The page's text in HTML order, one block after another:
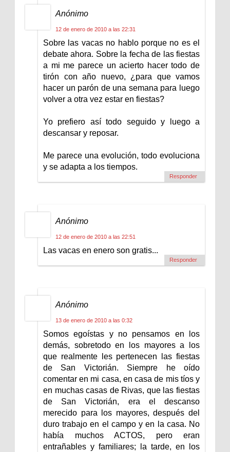
Anónimo
12 de enero de 2010 a las 22:31
Sobre las vacas no hablo porque no es el
debate ahora. Sobre la fecha de las fiestas
a mi me parece un acierto hacer todo de
tirón con año nuevo, ¿para que vamos
hacer un parón de una semana para luego
volver a otra vez estar en fiestas?
Yo prefiero así todo seguido y luego a
descansar y reposar.
Me parece una evolución, todo evoluciona
y se adapta a los tiempos.
Responder
Anónimo
12 de enero de 2010 a las 22:51
Las vacas en enero son gratis...
Responder
Anónimo
13 de enero de 2010 a las 0:32
Somos egoístas y no pensamos en los
demás, sobretodo en los mayores a los
que realmente les pertenecen las fiestas
de San Victorián. Siempre he oído
comentar en mi casa, en casa de mis tíos y
en muchas casas de Rivas, que las fiestas
de San Victorián, era el descanso
merecido para los mayores, después del
duro trabajo en el campo y en la casa. No
había muchos ACTOS, pero eran
entrañables y familiares; la tarde, en los